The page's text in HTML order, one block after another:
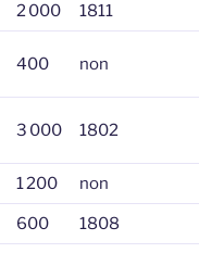
2 000 1811
400 non
3 000 1802
1 200 non
600 1808